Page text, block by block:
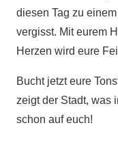
diesen Tag zu
vergisst. Mit eurem
Herzen wird eure
Bucht jetzt eure
zeigt der Stadt, was
schon auf euch!